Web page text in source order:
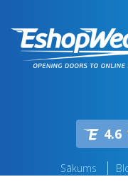
4.6
Sākums